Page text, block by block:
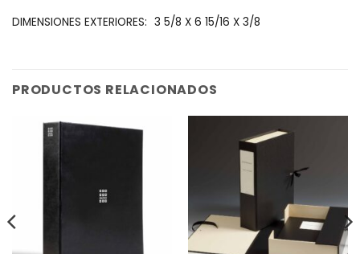
‎DIMENSIONES EXTERIORES:‎ 3 5/8 X 6 15/16 X 3/8
PRODUCTOS RELACIONADOS